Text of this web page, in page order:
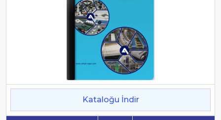
Kataloğu İndir